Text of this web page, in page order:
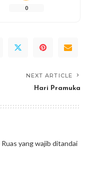
0
NEXT ARTICLE
Hari Pramuka
Ruas yang wajib ditandai